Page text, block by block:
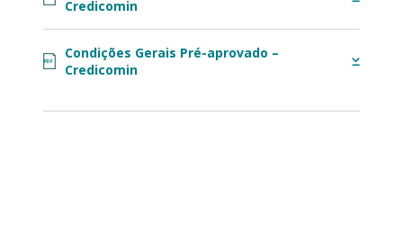
Credicomin
Condições Gerais Pré-aprovado –
Credicomin
PDF